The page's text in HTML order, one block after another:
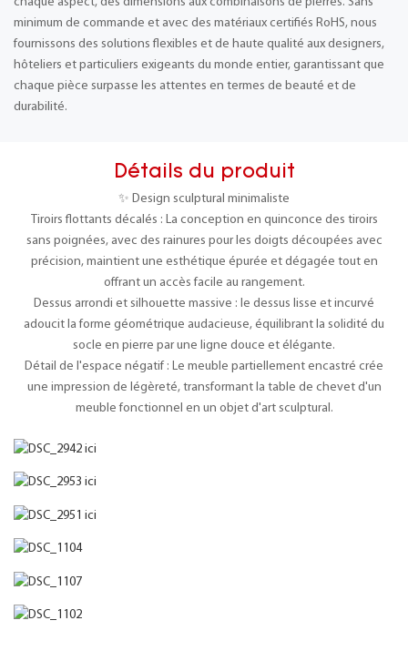
minimum de commande et avec des matériaux certifiés RoHS, nous
fournissons des solutions flexibles et de haute qualité aux designers,
hôteliers et particuliers exigeants du monde entier, garantissant que
chaque pièce surpasse les attentes en termes de beauté et de
durabilité.
Détails du produit
✨ Design sculptural minimaliste
Tiroirs flottants décalés : La conception en quinconce des tiroirs
sans poignées, avec des rainures pour les doigts découpées avec
précision, maintient une esthétique épurée et dégagée tout en
offrant un accès facile au rangement.
Dessus arrondi et silhouette massive : le dessus lisse et incurvé
adoucit la forme géométrique audacieuse, équilibrant la solidité du
socle en pierre par une ligne douce et élégante.
Détail de l'espace négatif : Le meuble partiellement encastré crée
une impression de légèreté, transformant la table de chevet d'un
meuble fonctionnel en un objet d'art sculptural.